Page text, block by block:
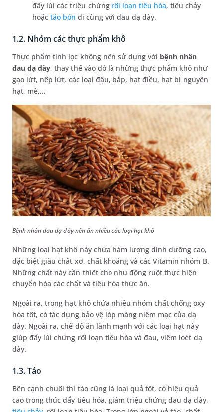
đẩy lùi các triệu chứng rối loạn tiêu hóa, tiêu chảy
hoặctáo bón đi cùng với đau dạ dày.
1.2. Nhóm các thực phẩm khô
Thực phẩm tinh lọc không nên sử dụng với bệnh nhân
đau dạ dày, thay thế vào đó là những thực phẩm khô như
gạo lứt, nếp lứt, các loại đậu, bắp, hạt điều, hạt bí nguyên
hạt, mè,…
Bệnh nhân đau dạ dày nên ăn nhiều các loại hạt khô
Những loại hạt khô này chứa hàm lượng dinh dưỡng cao,
đặc biệt giàu chất xơ, chất khoáng và các Vitamin nhóm B.
Những chất này cần thiết cho nhu động ruột thực hiện
chuyển hóa các chất và tiêu hóa thức ăn.
Ngoài ra, trong hạt khô chứa nhiều nhóm chất chống oxy
hóa tốt, có tác dụng bảo vệ lớp màng niêm mạc của dạ
dày. Ngoài ra, chế độ ăn lành mạnh với các loại hạt này
giúp đẩy lùi chứng rối loạn tiêu hóa và đau, viêm loét dạ
dày.
1.3. Táo
Bên cạnh chuối thì táo cũng là loại quả tốt, có hiệu quả
cao trong thúc đẩy tiêu hóa, giảm triệu chứng đau dạ dày,